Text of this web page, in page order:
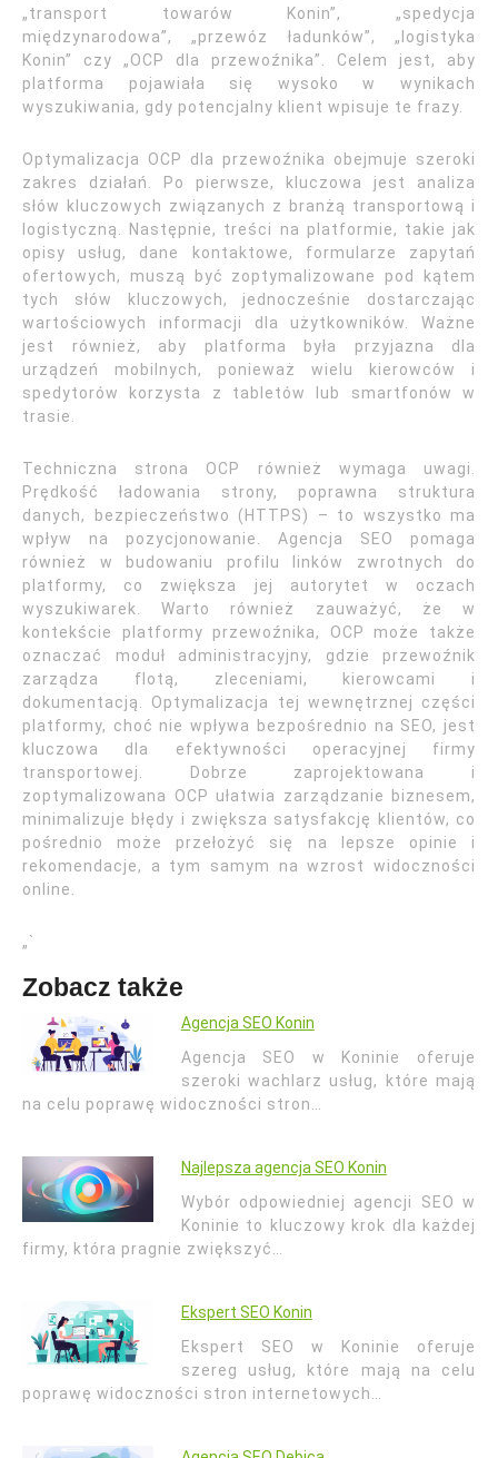
„transport towarów Konin”, „spedycja
międzynarodowa”, „przewóz ładunków”, „logistyka
Konin” czy „OCP dla przewoźnika”. Celem jest, aby
platforma pojawiała się wysoko w wynikach
wyszukiwania, gdy potencjalny klient wpisuje te frazy.
Optymalizacja OCP dla przewoźnika obejmuje szeroki
zakres działań. Po pierwsze, kluczowa jest analiza
słów kluczowych związanych z branżą transportową i
logistyczną. Następnie, treści na platformie, takie jak
opisy usług, dane kontaktowe, formularze zapytań
ofertowych, muszą być zoptymalizowane pod kątem
tych słów kluczowych, jednocześnie dostarczając
wartościowych informacji dla użytkowników. Ważne
jest również, aby platforma była przyjazna dla
urządzeń mobilnych, ponieważ wielu kierowców i
spedytorów korzysta z tabletów lub smartfonów w
trasie.
Techniczna strona OCP również wymaga uwagi.
Prędkość ładowania strony, poprawna struktura
danych, bezpieczeństwo (HTTPS) – to wszystko ma
wpływ na pozycjonowanie. Agencja SEO pomaga
również w budowaniu profilu linków zwrotnych do
platformy, co zwiększa jej autorytet w oczach
wyszukiwarek. Warto również zauważyć, że w
kontekście platformy przewoźnika, OCP może także
oznaczać moduł administracyjny, gdzie przewoźnik
zarządza flotą, zleceniami, kierowcami i
dokumentacją. Optymalizacja tej wewnętrznej części
platformy, choć nie wpływa bezpośrednio na SEO, jest
kluczowa dla efektywności operacyjnej firmy
transportowej. Dobrze zaprojektowana i
zoptymalizowana OCP ułatwia zarządzanie biznesem,
minimalizuje błędy i zwiększa satysfakcję klientów, co
pośrednio może przełożyć się na lepsze opinie i
rekomendacje, a tym samym na wzrost widoczności
online.
„`
Zobacz także
Agencja SEO Konin
Agencja SEO w Koninie oferuje
szeroki wachlarz usług, które mają
na celu poprawę widoczności stron…
Najlepsza agencja SEO Konin
Wybór odpowiedniej agencji SEO w
Koninie to kluczowy krok dla każdej
firmy, która pragnie zwiększyć…
Ekspert SEO Konin
Ekspert SEO w Koninie oferuje
szereg usług, które mają na celu
poprawę widoczności stron internetowych…